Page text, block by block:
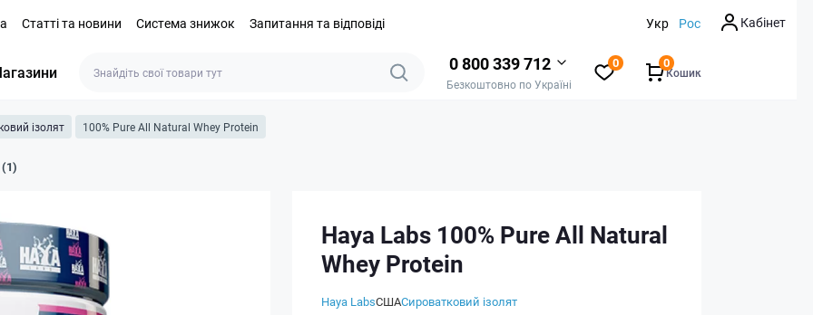
Статті та новини Система знижок Запитання та відповіді Укр Рос Кабінет
0 800 339 712
Безкоштовно по Україні
0
Кошик
0
ізолят 100% Pure All Natural Whey Protein
(1)
Haya Labs 100% Pure All Natural
Whey Protein
Haya LabsСШАСироватковий ізолят